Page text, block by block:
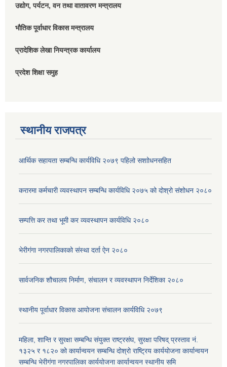
उद्योग, पर्यटन, वन तथा वातावरण मन्त्रालय
भौतिक पूर्वाधार विकास मन्त्रालय
प्रादेशिक लेखा नियन्त्रक कार्यालय
प्रदेश शिक्षा समुह
स्थानीय राजपत्र
आर्थिक सहायता सम्बन्धि कार्यविधि २०७९ पहिलो स‌शाोधनसहित
करारमा कर्मचारी व्यवस्थापन सम्बन्धि कार्यविधि २०७५ को दोश्रो संशोधन २०८०
सम्पत्ति कर तथा भूमी कर व्यवस्थापन कार्यविधि २०८०
भेरीगंगा नगरपालिकाको संस्था दर्ता ऐन २०८०
सार्वजनिक शौचालय निर्माण, संचालन र व्यवस्थापन निर्देशिका २०८०
स्थानीय पूर्वाधार विकास आयोजना संचालन कार्यविधि २०७९
महिला, शान्ति र सुरक्षा सम्बन्धि संयुक्त राष्ट्रसंघ, सुरक्षा परिषद् प्रस्ताव नं.
१३२५ र १८२० को कार्यान्वयन सम्बन्धि दोश्रो राष्ट्रिय कार्ययोजना कार्यान्वयन
सम्बन्धि भेरीगंगा नगरपालिका कार्ययोजना कार्यान्वयन स्थानीय समि